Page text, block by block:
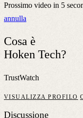
Prossimo video in 5
annulla
Cosa è
Hoken Tech?
TrustWatch
VISUALIZZA PROFILO
Discussione